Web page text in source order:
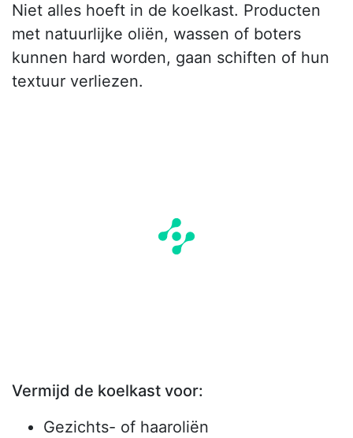
Niet alles hoeft in de koelkast. Producten
met natuurlijke oliën, wassen of boters
kunnen hard worden, gaan schiften of hun
textuur verliezen.
Vermijd de koelkast voor:
Gezichts- of haaroliën